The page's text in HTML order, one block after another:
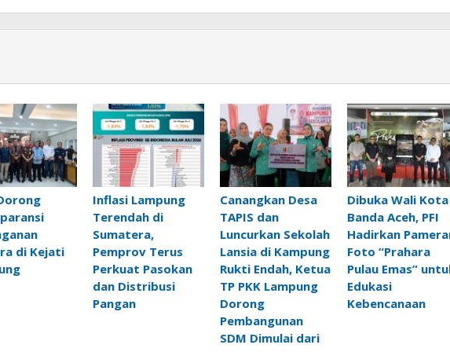
di Kejati
Inflasi Lampung
Terendah di
Sumatera,
Pemprov Terus
Perkuat Pasokan
dan Distribusi
Pangan
Canangkan Desa
TAPIS dan
Luncurkan Sekolah
Lansia di Kampung
Rukti Endah, Ketua
TP PKK Lampung
Dorong
Pembangunan
SDM Dimulai dari
Dibuka Wali Kota
Banda Aceh, PFI
Hadirkan
Foto “Prahara
Pulau Emas”
Edukasi
Kebencanaan